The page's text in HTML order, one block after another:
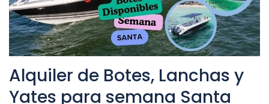
Alquiler de Botes, Lanchas y
Yates para semana Santa